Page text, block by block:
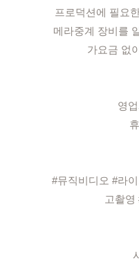
프로덕션에 필요
메라중계 장비를
가요금 없
영
#뮤직비디오 #라
고촬영